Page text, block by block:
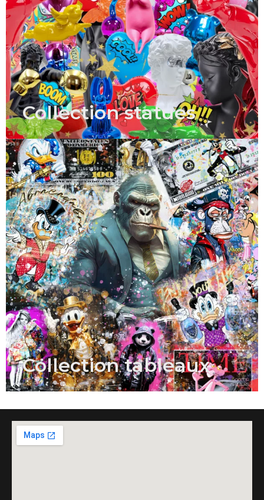
Collection statues
Collection tableaux